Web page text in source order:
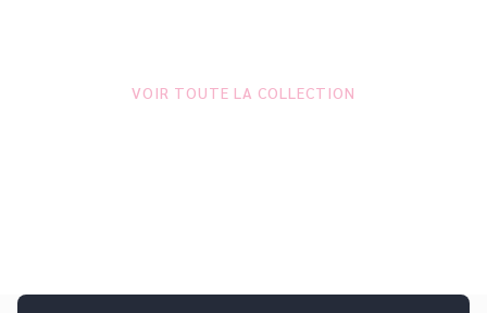
VOIR TOUTE LA COLLECTION